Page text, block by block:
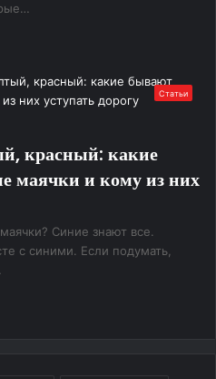
Статьи
красный: какие
маячки и кому из них
Синие знают все.
с синими. Если подумать,